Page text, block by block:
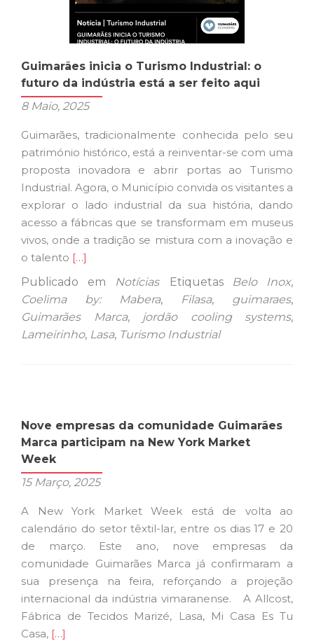
Guimarães inicia o Turismo Industrial: o
futuro da indústria está a ser feito aqui
8 Maio, 2025
Guimarães, tradicionalmente conhecida pelo seu
património histórico, está a reinventar-se com uma
proposta inovadora e abrir portas ao Turismo
Industrial. Agora, o Município convida os visitantes a
explorar o lado industrial da sua história, dando
acesso a fábricas que se transformam em museus
vivos, onde a tradição se mistura com a inovação e
o talento Ler
sobreGuimarães
inicia
o
Turismo
indústria
está
ser
aqui
[…]
Publicado em
Notícias Etiquetas Belo Inox,
Coelima by: Mabera, Filasa, guimaraes,
Guimarães Marca, jordão cooling systems,
Lameirinho, Lasa, Turismo Industrial
Nove empresas da comunidade Guimarães
Marca participam na New York Market
Week
15 Março, 2025
A New York Market Week está de volta ao
calendário do setor têxtil-lar, entre os dias 17 e 20
de março. Este ano, nove empresas da
comunidade Guimarães Marca já confirmaram a
sua presença na feira, reforçando a projeção
internacional da indústria vimaranense. A Allcost,
Fábrica de Tecidos Marizé, Lasa, Mi Casa Es Tu
Casa, Ler
[…]